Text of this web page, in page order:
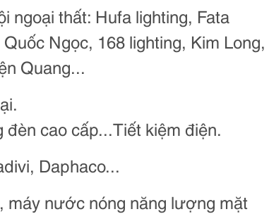
ngoại thất: Hufa lighting, Fata
Ngọc, 168 lighting, Kim Long,
Quang...
cao cấp...Tiết kiệm điện.
Daphaco...
máy nước nóng năng lượng mặt